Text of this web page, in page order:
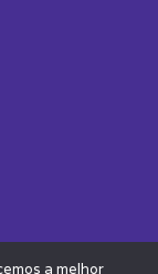
a melhor